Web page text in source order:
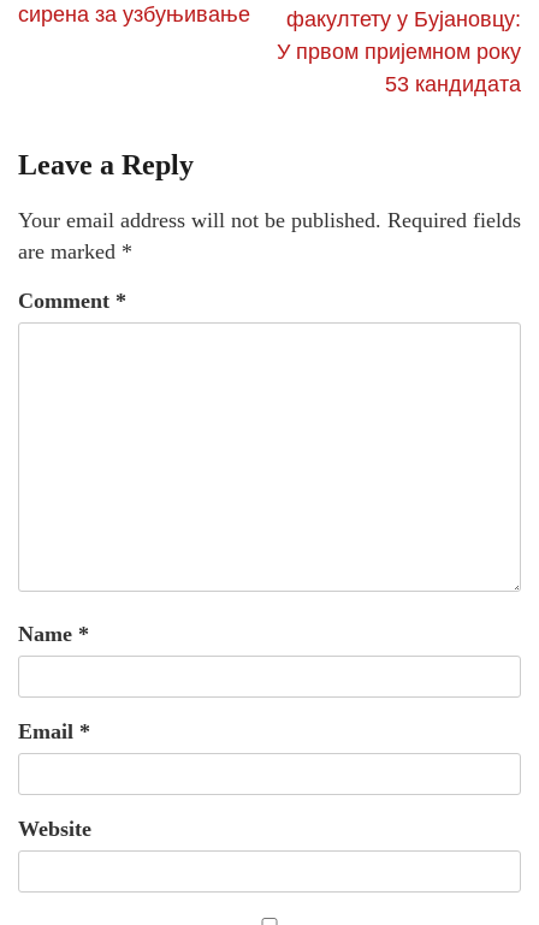
сирена за узбуњивање
факултету у Бујановцу:
У првом пријемном року
53 кандидата
Leave a Reply
Your email address will not be published. Required fields
are marked *
Comment *
Name *
Email *
Website